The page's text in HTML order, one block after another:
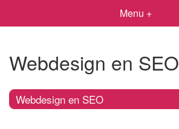
Menu +
Webdesign en SEO
Webdesign en SEO